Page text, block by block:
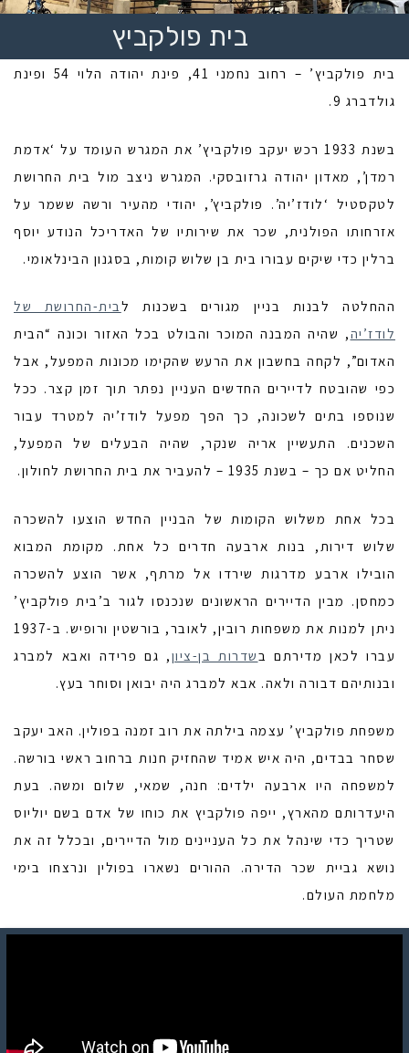
בית פולקביץ
בית פולקביץ’ – רחוב נחמני 41, פינת יהודה הלוי 54 ופינת
גולדברג 9.
בשנת 1933 רכש יעקב פולקביץ’ את המגרש העומד על ‘אדמת
רמדן’, מאדון יהודה גרזובסקי. המגרש ניצב מול בית החרושת
לטקסטיל ‘לודז’יה’. פולקביץ’, יהודי מהעיר ורשה ששמר על
אזרחותו הפולנית, שכר את שירותיו של האדריכל הנודע יוסף
ברלין כדי שיקים עבורו בית בן שלוש קומות, בסגנון הבינלאומי.
ההחלטה לבנות בניין מגורים בשכנות לבית-החרושת של
לודז’יה, שהיה המבנה המוכר והבולט בכל האזור וכונה “הבית
האדום”, לקחה בחשבון את הרעש שהקימו מכונות המפעל, אבל
כפי שהובטח לדיירים החדשים העניין נפתר תוך זמן קצר. ככל
שנוספו בתים לשכונה, כך הפך מפעל לודז’יה למטרד עבור
השכנים. התעשיין אריה שנקר, שהיה הבעלים של המפעל,
החליט אם כך – בשנת 1935 – להעביר את בית החרושת לחולון.
בכל אחת משלוש הקומות של הבניין החדש הוצעו להשכרה
שלוש דירות, בנות ארבעה חדרים כל אחת. מקומת המבוא
הובילו ארבע מדרגות שירדו אל מרתף, אשר הוצע להשכרה
כמחסן. מבין הדיירים הראשונים שנכנסו לגור ב’בית פולקביץ’
ניתן למנות את משפחות רובין, לאובר, בורשטין ורופיש. ב-1937
עברו לכאן מדירתם בשדרות בן-ציון, גם פרידה ואבא למברג
ובנותיהם דבורה ולאה. אבא למברג היה יבואן וסוחר בעץ.
משפחת פולקביץ’ עצמה בילתה את רוב זמנה בפולין. האב יעקב
שסחר בבדים, היה איש אמיד שהחזיק חנות ברחוב ראשי בורשה.
למשפחה היו ארבעה ילדים: חנה, שמאי, שלום ומשה. בעת
היעדרותם מהארץ, ייפה פולקביץ את כוחו של אדם בשם יוליוס
שטריך כדי שינהל את כל העניינים מול הדיירים, ובכלל זה את
נושא גביית שכר הדירה. ההורים נשארו בפולין ונרצחו בימי
מלחמת העולם.